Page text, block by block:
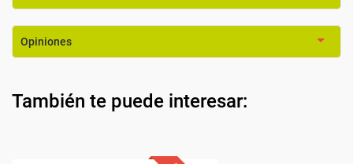
Opiniones
También te puede interesar: